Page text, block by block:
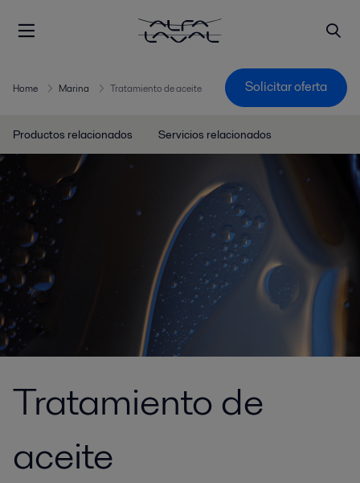
Home Marina Tratamiento de aceite Solicitar oferta
Productos relacionados Servicios relacionados
Tratamiento de
aceite